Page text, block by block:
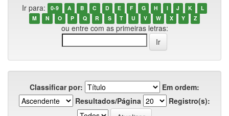
Ir para: 0-9 A B C D E F G H I J K
L
M
N O P Q R S T U V W X Y Z
ou entre com as primeiras letras:
Classificar por:
Em ordem:
Resultados/Página
Registro(s):